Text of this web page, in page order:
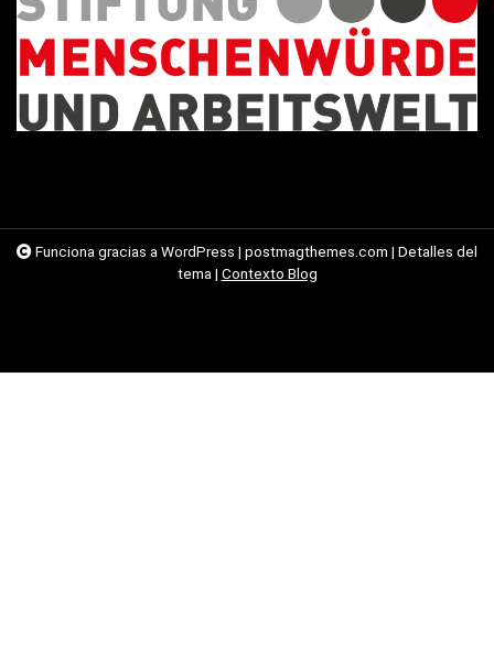
Funciona gracias a WordPress | postmagthemes.com | Detalles del
tema | Contexto Blog